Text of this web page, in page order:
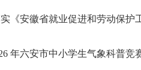
《安徽省就业促进和劳动保护
年六安市中小学生气象科普竞